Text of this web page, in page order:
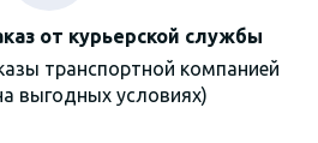
от курьерской службы
транспортной компанией
выгодных условиях)